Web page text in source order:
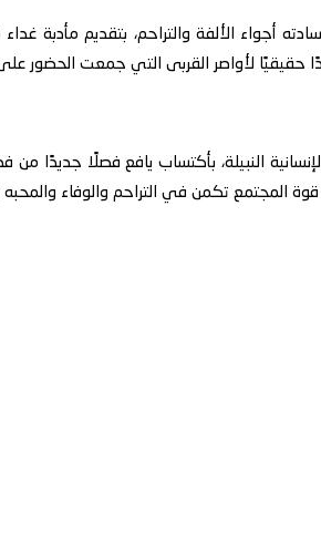
أجواء الألفة والتراحم، بتقديم مأدبة
حقيقيًا لأواصر القربى التي جمعت الحضور
النبيلة، بأكتساب يافع فصلًا جديدًا من
المجتمع تكمن في التراحم والوفاء والمحبه